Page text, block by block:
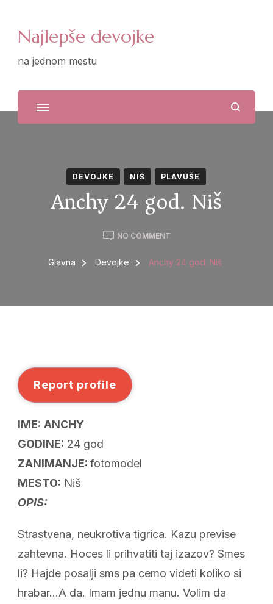
Najlepše devojke
na jednom mestu
DEVOJKE NIŠ PLAVUŠE
Anchy 24 god. Niš
NO COMMENTON
24
Glavna Devojke Anchy 24 god. Niš
Report profile
IME: ANCHY
GODINE: 24 god
ZANIMANJE: fotomodel
MESTO: Niš
OPIS:
Strastvena, neukrotiva tigrica. Kazu previse
zahtevna. Hoces li prihvatiti taj izazov? Smes
li? Hajde posalji sms pa cemo videti koliko si
hrabar…A da. Imam jednu manu. Volim da